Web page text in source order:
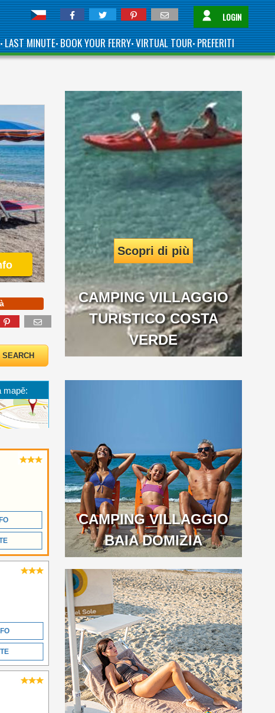
LOGIN
•LAST MINUTE•BOOK YOUR FERRY•VIRTUAL TOUR•PREFERITI
mapě:
CAMPING VILLAGGIO
TURISTICO COSTA
VERDE
Scopri di più
CAMPING VILLAGGIO
BAIA DOMIZIA